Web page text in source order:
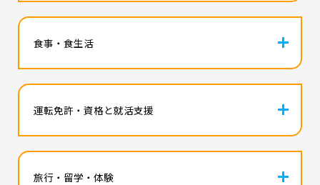
食事・食生活
運転免許・資格と就活支援
旅行・留学・体験